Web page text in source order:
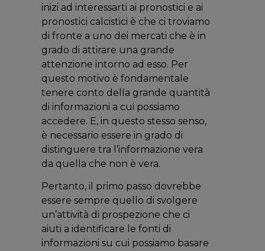
inizi ad interessarti ai pronostici e ai
pronostici calcistici è che ci troviamo
di fronte a uno dei mercati che è in
grado di attirare una grande
attenzione intorno ad esso. Per
questo motivo è fondamentale
tenere conto della grande quantità
di informazioni a cui possiamo
accedere. E, in questo stesso senso,
è necessario essere in grado di
distinguere tra l’informazione vera
da quella che non è vera.
Pertanto, il primo passo dovrebbe
essere sempre quello di svolgere
un’attività di prospezione che ci
aiuti a identificare le fonti di
informazioni su cui possiamo basare